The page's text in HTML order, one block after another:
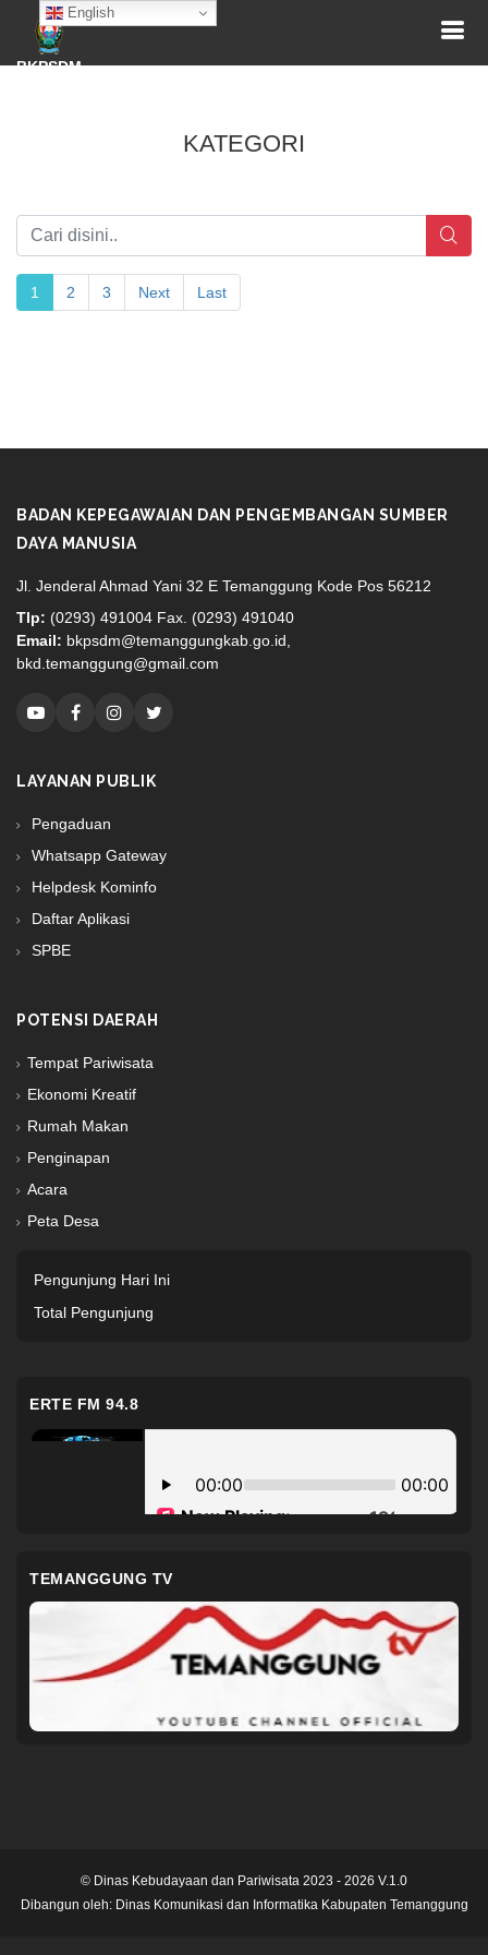
English
BKPSDM
KATEGORI
1 2 3 Next Last
BADAN KEPEGAWAIAN DAN PENGEMBANGAN SUMBER
DAYA MANUSIA
Jl. Jenderal Ahmad Yani 32 E Temanggung Kode Pos 56212
Tlp: (0293) 491004 Fax. (0293) 491040
Email: bkpsdm@temanggungkab.go.id,
bkd.temanggung@gmail.com
LAYANAN PUBLIK
Pengaduan
Whatsapp Gateway
Helpdesk Kominfo
Daftar Aplikasi
SPBE
POTENSI DAERAH
Tempat Pariwisata
Ekonomi Kreatif
Rumah Makan
Penginapan
Acara
Peta Desa
Pengunjung Hari Ini
Total Pengunjung
ERTE FM 94.8
TEMANGGUNG TV
© Dinas Kebudayaan dan Pariwisata 2023 - 2026 V.1.0
Dibangun oleh: Dinas Komunikasi dan Informatika Kabupaten Temanggung